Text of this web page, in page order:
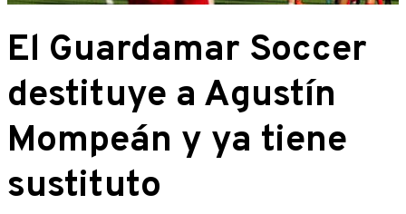
El Guardamar Soccer
destituye a Agustín
Mompeán y ya tiene
sustituto